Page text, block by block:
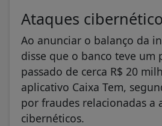
Ataques
Ao anunciar o balanço da
disse que o banco teve um
passado de cerca R$ 20
aplicativo Caixa Tem,
por fraudes relacionadas a
cibernéticos.